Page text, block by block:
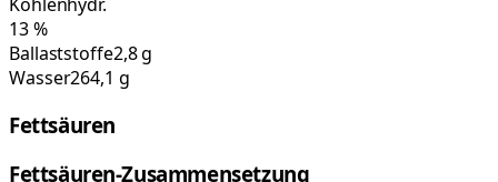
13%
Ballaststoffe2,8 g
Wasser264,1 g
Fettsäuren
Fettsäuren-Zusammensetzung